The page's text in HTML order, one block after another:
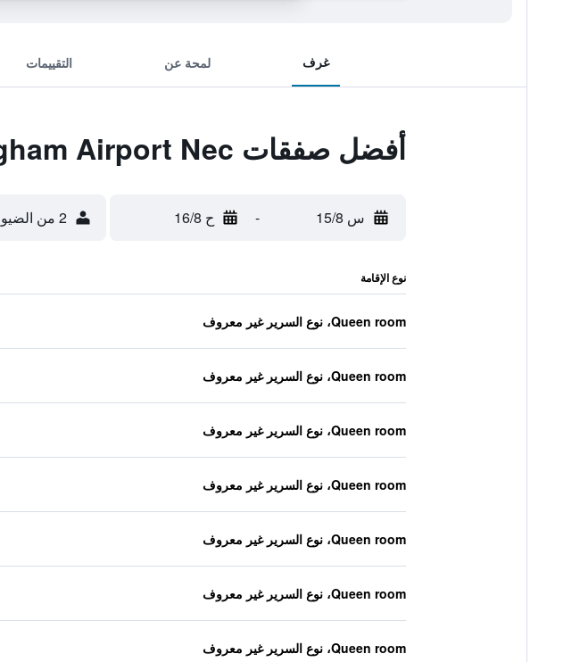
غرف لمحة عن التقييمات
أفضل صفقات Ibis Styles Birmingham Airport Nec
س 15/8 - ح 16/8 2 من الضيوف، غرفة واحدة
نوع الإقامة
Queen room، نوع السرير غير معروف
Queen room، نوع السرير غير معروف
Queen room، نوع السرير غير معروف
Queen room، نوع السرير غير معروف
Queen room، نوع السرير غير معروف
Queen room، نوع السرير غير معروف
Queen room، نوع السرير غير معروف